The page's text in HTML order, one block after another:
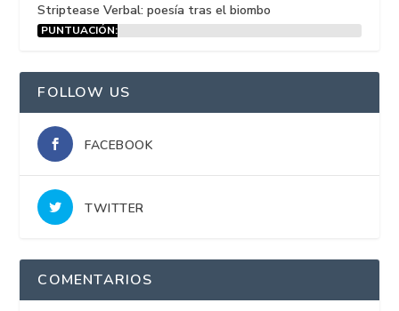
Striptease Verbal: poesía tras el biombo
PUNTUACIÓN:
FOLLOW US
FACEBOOK
TWITTER
COMENTARIOS